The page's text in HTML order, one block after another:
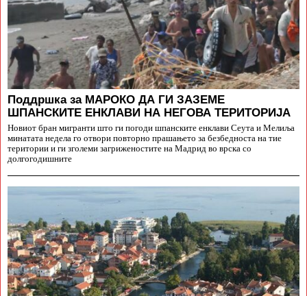
Поддршка за МАРОКО ДА ГИ ЗАЗЕМЕ
ШПАНСКИТЕ ЕНКЛАВИ НА НЕГОВА ТЕРИТОРИЈА
Новиот бран мигранти што ги погоди шпанските енклави Сеута и Мелиља
минатата недела го отвори повторно прашањето за безбедноста на тие
територии и ги зголеми загриженостите на Мадрид во врска со
долгогодишните